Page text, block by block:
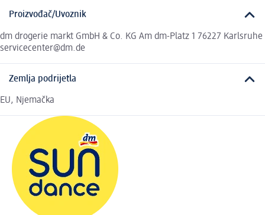
Proizvođač/Uvoznik
dm drogerie markt GmbH & Co. KG Am dm-Platz 1 76227 Karlsruhe
servicecenter@dm.de
Zemlja podrijetla
EU, Njemačka